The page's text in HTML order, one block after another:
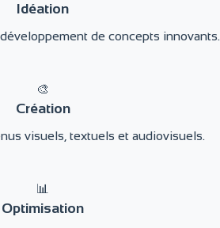
Idéation
de concepts innovants.
🎨
Création
visuels, textuels et audiovisuels.
📊
Optimisation